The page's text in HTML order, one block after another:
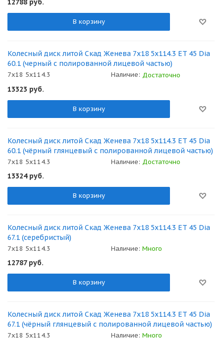
12788 руб.
В корзину
Колесный диск литой Скад Женева 7x18 5x114.3 ET 45 Dia
60.1 (черный с полированной лицевой частью)
7x18 5x114.3 Наличие: Достаточно
13323 руб.
В корзину
Колесный диск литой Скад Женева 7x18 5x114.3 ET 45 Dia
60.1 (чёрный глянцевый с полированной лицевой частью)
7x18 5x114.3 Наличие: Достаточно
13324руб.
В корзину
Колесный диск литой Скад Женева 7x18 5x114.3 ET 45 Dia
67.1 (серебристый)
7x18 5x114.3 Наличие: Много
12787руб.
В корзину
Колесный диск литой Скад Женева 7x18 5x114.3 ET 45 Dia
67.1 (чёрный глянцевый с полированной лицевой частью)
7x18 5x114.3 Наличие: Много